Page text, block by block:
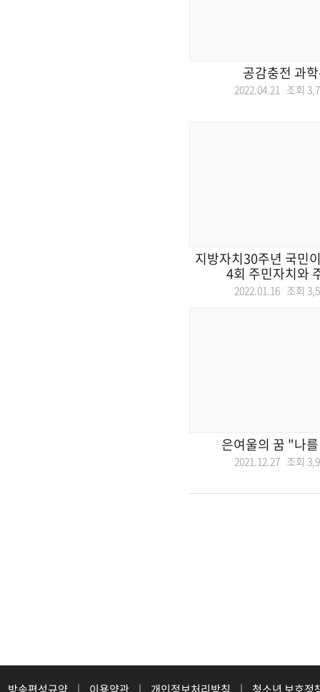
공감충전 과
2022.04.21 조회
지방자치30주년 국민
4회 주민자치와
2022.01.16 조회
은여울의 꿈 "나
2021.12.27 조회